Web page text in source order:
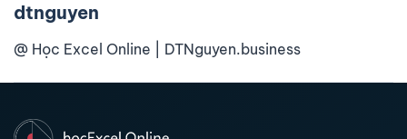
dtnguyen
@ Học Excel Online | DTNguyen.business